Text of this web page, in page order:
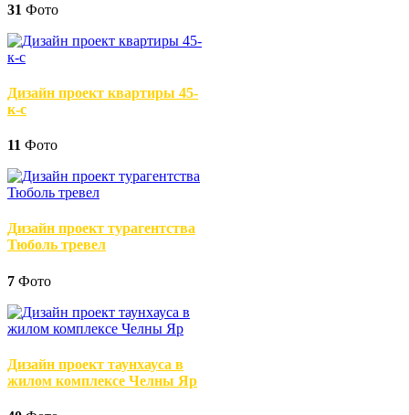
31 Фото
Дизайн проект квартиры 45-
к-с
11 Фото
Дизайн проект турагентства
Тюболь тревел
7 Фото
Дизайн проект таунхауса в
жилом комплексе Челны Яр